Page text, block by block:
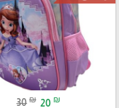
30 ₪ 20 ₪